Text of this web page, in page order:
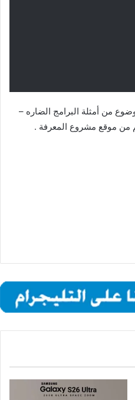
من أمثلة البرامج الضاره –
من موقع مشروع المعرفة .